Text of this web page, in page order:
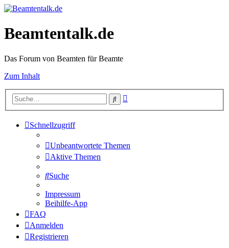
Beamtentalk.de
Das Forum von Beamten für Beamte
Zum Inhalt
Suche
Schnellzugriff
Unbeantwortete Themen
Aktive Themen
Suche
Impressum
Beihilfe-App
FAQ
Anmelden
Registrieren